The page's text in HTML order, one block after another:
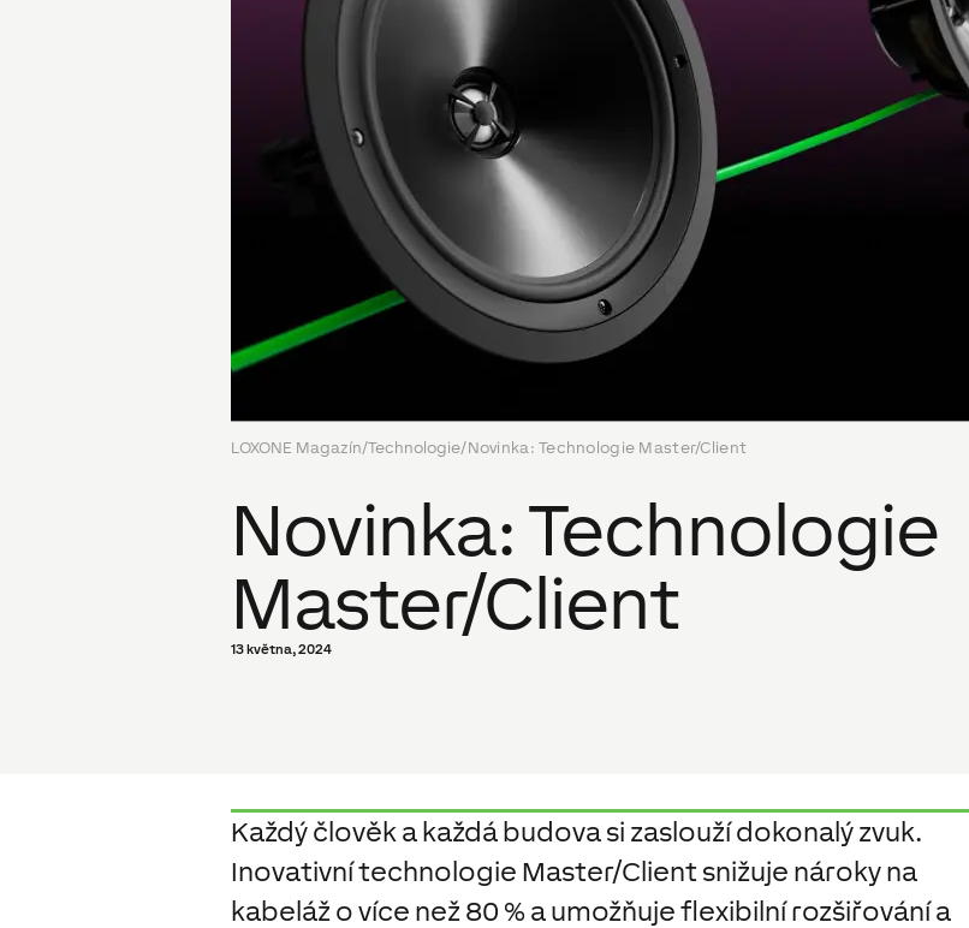
LOXONE Magazín/Technologie/Novinka: Technologie Master/Client
Novinka: Technologie
Master/Client
13 května, 2024
Každý člověk a každá budova si zaslouží dokonalý zvuk.
Inovativní technologie Master/Client snižuje nároky na
kabeláž o více než 80 % a umožňuje flexibilní rozšiřování a